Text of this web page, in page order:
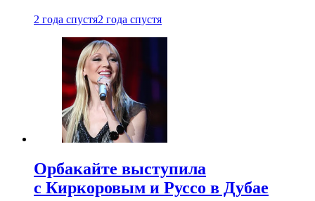
2 года спустя2 года спустя
Орбакайте выступила
с Киркоровым и Руссо в Дубае